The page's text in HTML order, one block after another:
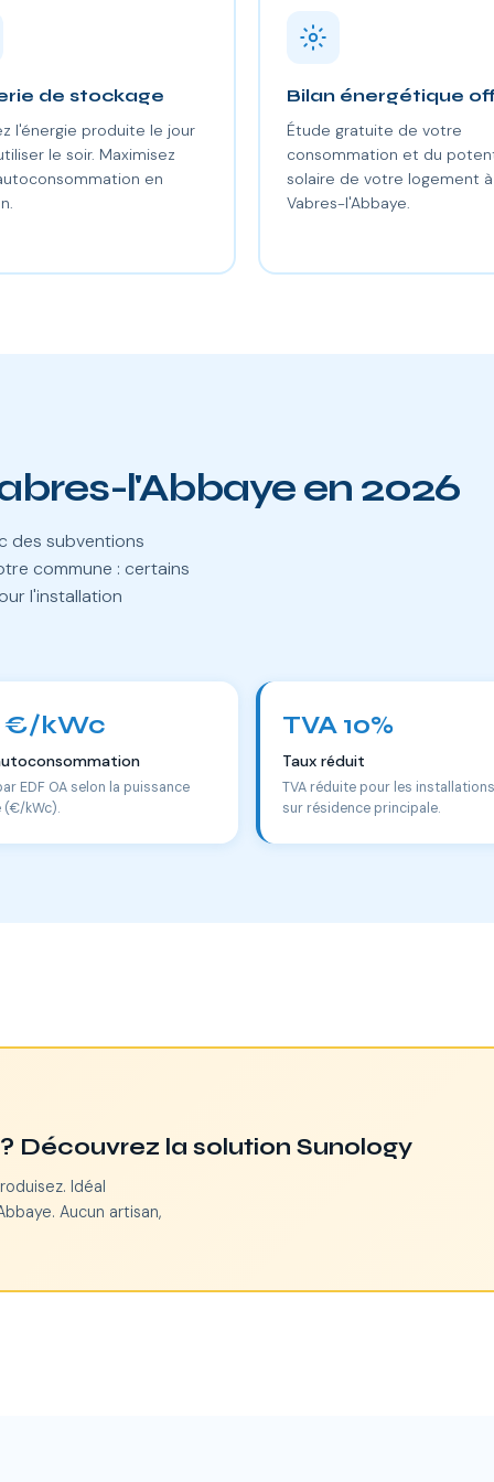
de stockage
l'énergie produite le jour
le soir. Maximisez
en
Bilan énergétique
Étude gratuite de votre
consommation et du
solaire de votre logement à
Vabres-l'Abbaye.
l'Abbaye en 2026
des subventions
commune : certains
l'installation
€/kWc
EDF OA selon la puissance
(€/kWc).
TVA 10%
Taux réduit
TVA réduite pour les
sur résidence principale.
Découvrez la solution Sunology
Idéal
Aucun artisan,